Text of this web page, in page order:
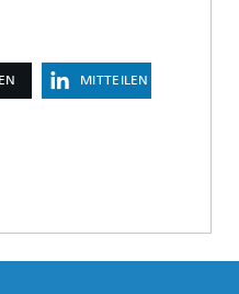
MITTEILEN